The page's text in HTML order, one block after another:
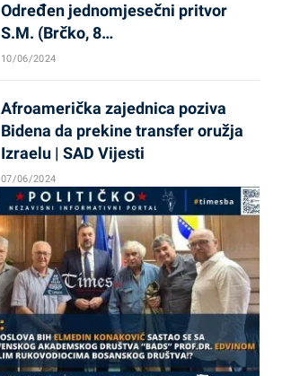
Određen jednomjesečni pritvor
S.M. (Brčko, 8…
10/06/2024
Afroamerička zajednica poziva
Bidena da prekine transfer oružja
Izraelu | SAD Vijesti
07/06/2024